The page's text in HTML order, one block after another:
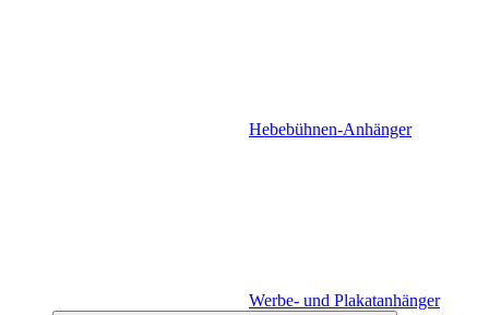
Hebebühnen-Anhänger
Werbe- und Plakatanhänger